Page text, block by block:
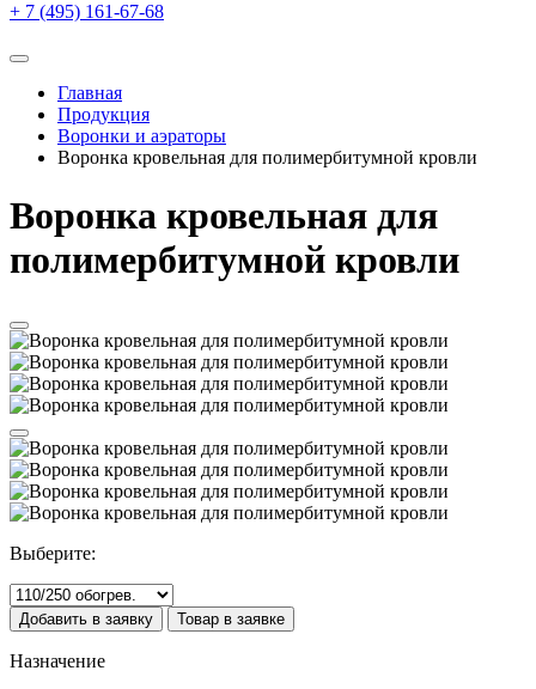
+ 7 (495) 161-67-68
Главная
Продукция
Воронки и аэраторы
Воронка кровельная для полимербитумной кровли
Воронка кровельная для
полимербитумной кровли
Выберите:
Добавить в заявку Товар в заявке
Назначение